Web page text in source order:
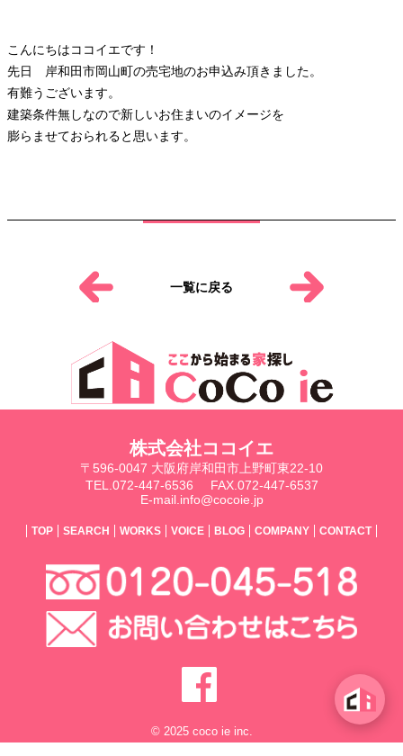
こんにちはココイエです！
先日 岸和田市岡山町の売宅地のお申込み頂きました。
有難うございます。
建築条件無しなので新しいお住まいのイメージを
膨らませておられると思います。
一覧に戻る
株式会社ココイエ
〒596-0047 大阪府岸和田市上野町東22-10
TEL.072-447-6536
FAX.072-447-6537
E-mail.info@cocoie.jp
TOP SEARCH WORKS VOICE BLOG COMPANY CONTACT
© 2025 coco ie inc.